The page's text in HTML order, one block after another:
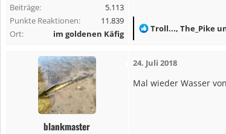
Beiträge
5.113
Punkte Reaktionen
11.839
Ort
im goldenen Käfig
R
k
t
Troll..., The_Pike
blankmaster
24. Juli 2018
Mal wieder Wasser